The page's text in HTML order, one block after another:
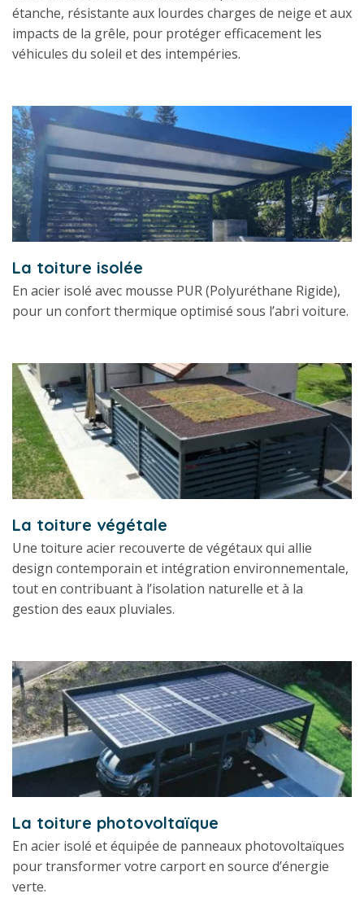
étanche, résistante aux lourdes charges de neige et aux
impacts de la grêle, pour protéger efficacement les
véhicules du soleil et des intempéries.
La toiture isolée
En acier isolé avec mousse PUR (Polyuréthane Rigide),
pour un confort thermique optimisé sous l’abri voiture.
La toiture végétale
Une toiture acier recouverte de végétaux qui allie
design contemporain et intégration environnementale,
tout en contribuant à l’isolation naturelle et à la
gestion des eaux pluviales.
La toiture photovoltaïque
En acier isolé et équipée de panneaux photovoltaïques
pour transformer votre carport en source d’énergie
verte.